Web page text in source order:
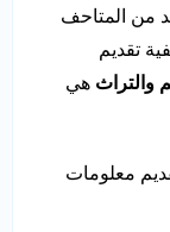
من المتاحف
تقديم
والتراث هي
معلومات